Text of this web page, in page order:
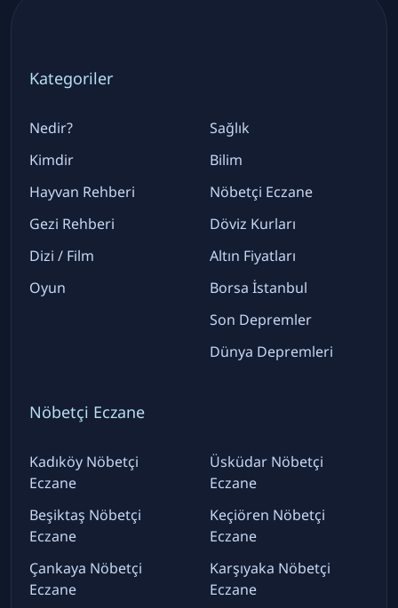
Kategoriler
Nedir?
Kimdir
Hayvan Rehberi
Gezi Rehberi
Dizi / Film
Oyun
Sağlık
Bilim
Nöbetçi Eczane
Döviz Kurları
Altın Fiyatları
Borsa İstanbul
Son Depremler
Dünya Depremleri
Nöbetçi Eczane
Kadıköy Nöbetçi
Eczane
Beşiktaş Nöbetçi
Eczane
Çankaya Nöbetçi
Eczane
Üsküdar Nöbetçi
Eczane
Keçiören Nöbetçi
Eczane
Karşıyaka Nöbetçi
Eczane